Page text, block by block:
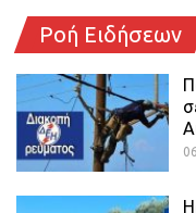
Ροή Ειδήσεων